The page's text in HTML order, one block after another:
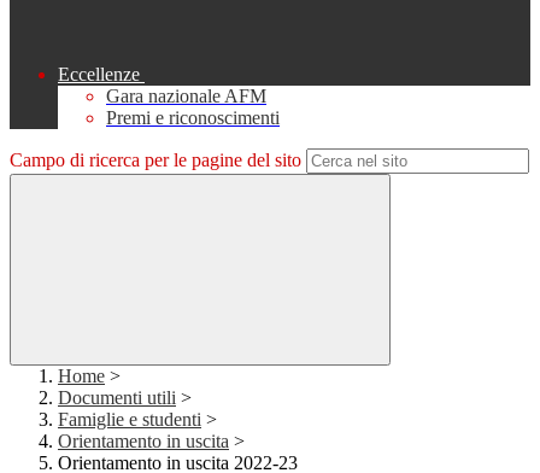
Eccellenze
Gara nazionale AFM
Premi e riconoscimenti
Campo di ricerca per le pagine del sito
Home >
Documenti utili >
Famiglie e studenti >
Orientamento in uscita >
Orientamento in uscita 2022-23